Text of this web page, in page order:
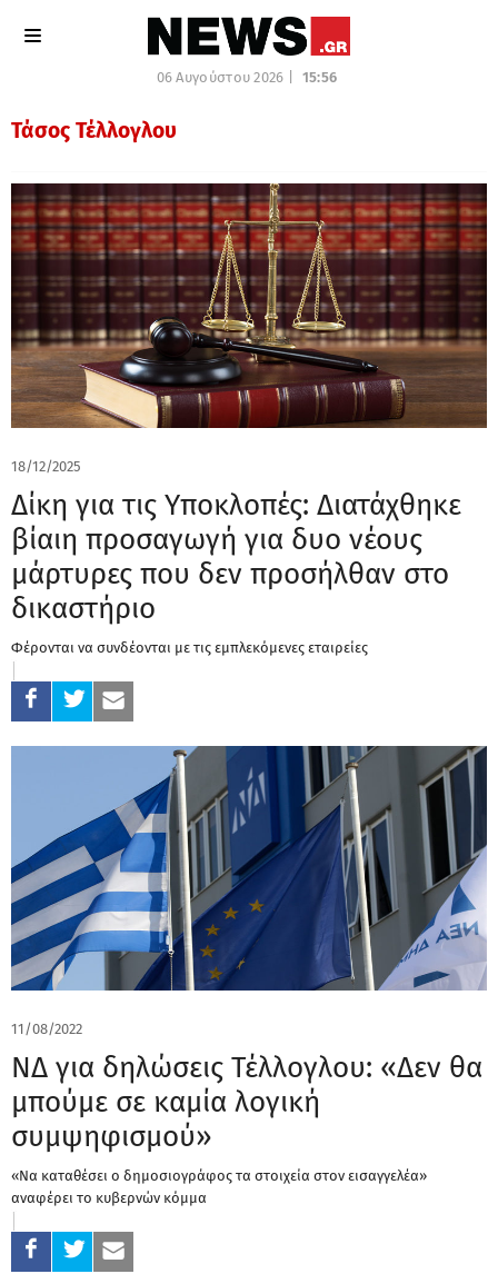
06 Αυγούστου 2026 | 15:56
Τάσος Τέλλογλου
18/12/2025
Δίκη για τις Υποκλοπές: Διατάχθηκε
βίαιη προσαγωγή για δυο νέους
μάρτυρες που δεν προσήλθαν στο
δικαστήριο
Φέρονται να συνδέονται με τις εμπλεκόμενες εταιρείες
11/08/2022
ΝΔ για δηλώσεις Τέλλογλου: «Δεν θα
μπούμε σε καμία λογική
συμψηφισμού»
«Να καταθέσει ο δημοσιογράφος τα στοιχεία στον εισαγγελέα»
αναφέρει το κυβερνών κόμμα